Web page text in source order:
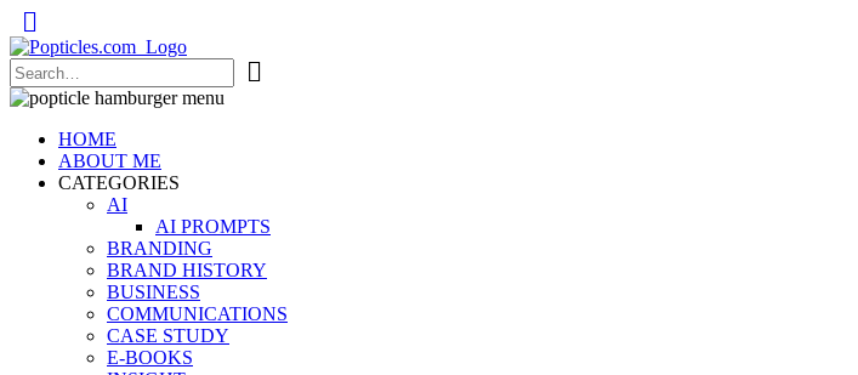
Popticles.com
HOME
ABOUT ME
CATEGORIES
AI
AI PROMPTS
BRANDING
BRAND HISTORY
BUSINESS
COMMUNICATIONS
CASE STUDY
E-BOOKS